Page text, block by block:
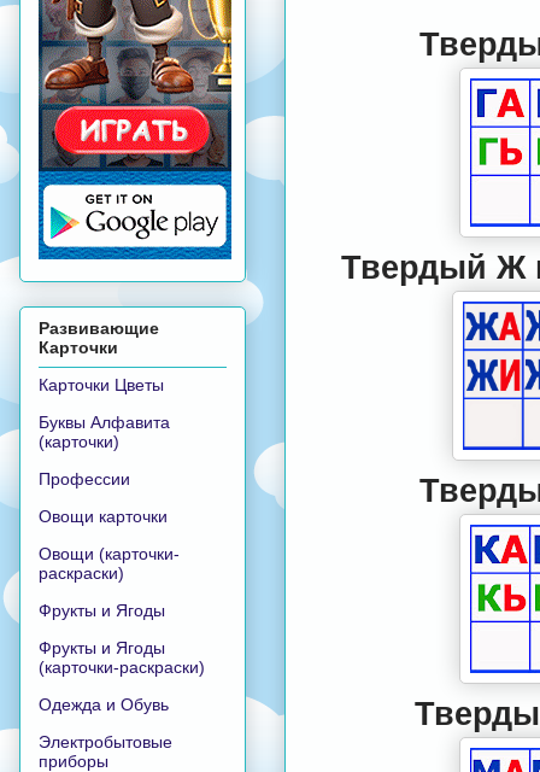
Твердый Ж
Развивающие
Карточки
Карточки Цветы
Буквы Алфавита
(карточки)
Профессии
Овощи карточки
Овощи (карточки-
раскраски)
Фрукты и Ягоды
Фрукты и Ягоды
(карточки-раскраски)
Одежда и Обувь
Электробытовые
приборы